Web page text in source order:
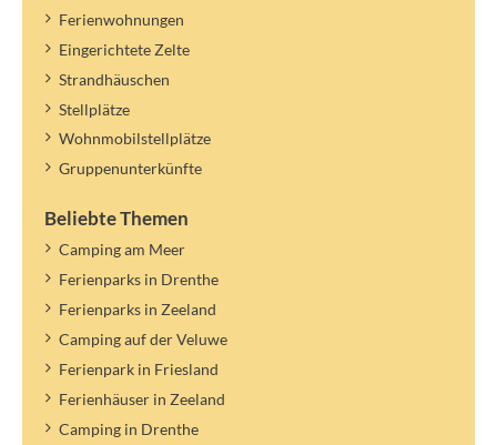
Ferienwohnungen
Eingerichtete Zelte
Strandhäuschen
Stellplätze
Wohnmobilstellplätze
Gruppenunterkünfte
Beliebte Themen
Camping am Meer
Ferienparks in Drenthe
Ferienparks in Zeeland
Camping auf der Veluwe
Ferienpark in Friesland
Ferienhäuser in Zeeland
Camping in Drenthe